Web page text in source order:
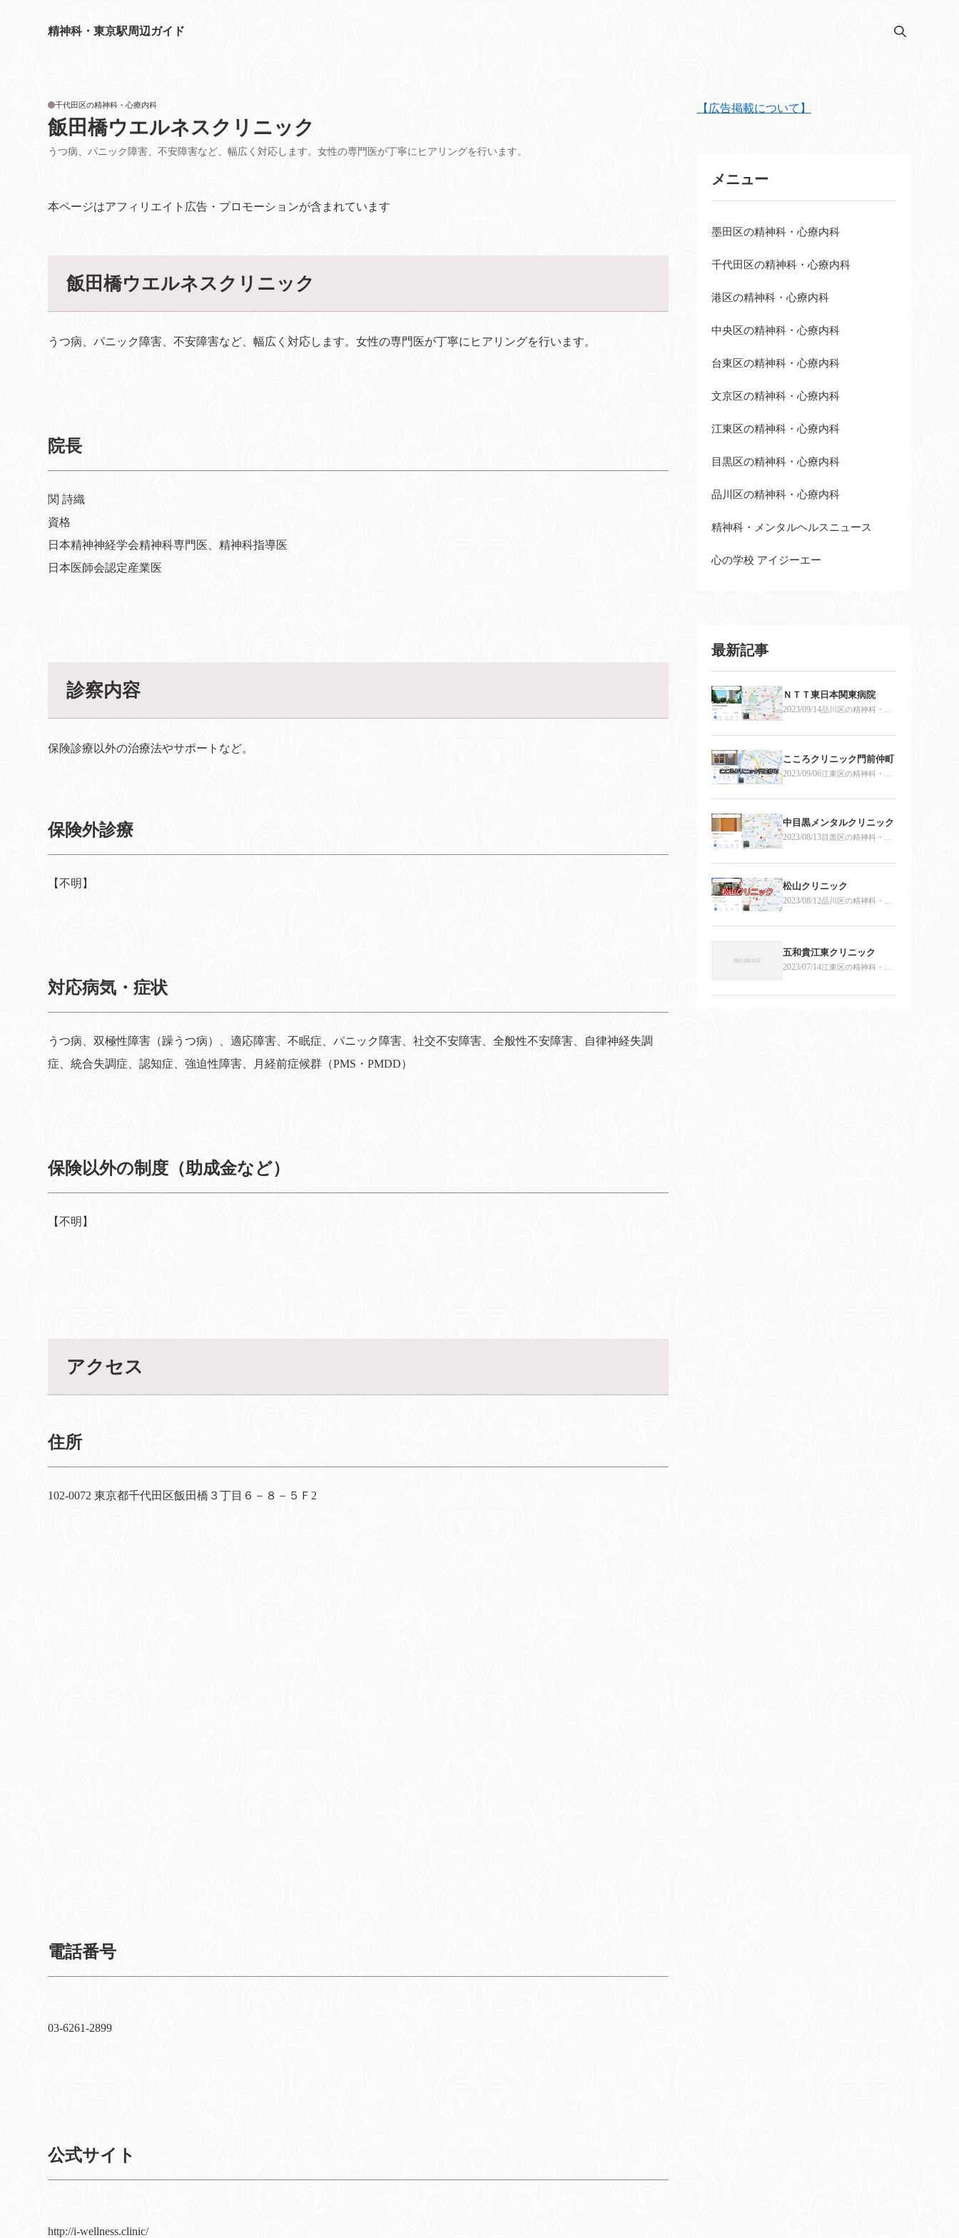
精神科・東京駅周辺ガイド
飯田橋ウエルネスクリニック
うつ病、パニック障害、不安障害など、幅広く対応します。女性の専門医が丁寧にヒアリングを行います。
千代田区の精神科・心療内科
本ページはアフィリエイト広告・プロモーションが含まれています
飯田橋ウエルネスクリニック
うつ病、パニック障害、不安障害など、幅広く対応します。女性の専門医が丁寧にヒアリングを行います。
院長
関 詩織
資格
日本精神神経学会精神科専門医、精神科指導医
日本医師会認定産業医
診察内容
保険診療以外の治療法やサポートなど。
保険外診療
【不明】
対応病気・症状
うつ病、双極性障害（躁うつ病）、適応障害、不眠症、パニック障害、社交不安障害、全般性不安障害、自律神経失調
症、統合失調症、認知症、強迫性障害、月経前症候群（PMS・PMDD）
保険以外の制度（助成金など）
【不明】
アクセス
住所
102-0072 東京都千代田区飯田橋３丁目６－８－５Ｆ2
電話番号
03-6261-2899
公式サイト
http://i-wellness.clinic/
【広告掲載について】
メニュー
墨田区の精神科・心療内科
千代田区の精神科・心療内科
港区の精神科・心療内科
中央区の精神科・心療内科
台東区の精神科・心療内科
文京区の精神科・心療内科
江東区の精神科・心療内科
目黒区の精神科・心療内科
品川区の精神科・心療内科
精神科・メンタルヘルスニュース
心の学校 アイジーエー
最新記事
ＮＴＴ東日本関東病院
2023/09/14品川区の精神科・心
こころクリニック門前仲町
2023/09/06江東区の精神科・心
中目黒メンタルクリニック
2023/08/13目黒区の精神科・心
松山クリニック
2023/08/12品川区の精神科・心
五和貴江東クリニック
2023/07/14江東区の精神科・心